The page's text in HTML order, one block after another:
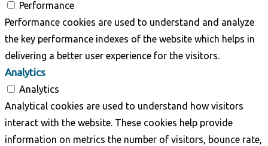
Performance
Performance cookies are used to understand and analyze
the key performance indexes of the website which helps in
delivering a better user experience for the visitors.
Analytics
Analytics
Analytical cookies are used to understand how visitors
interact with the website. These cookies help provide
information on metrics the number of visitors, bounce rate,